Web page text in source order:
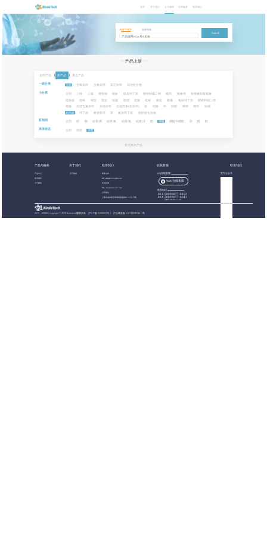
首页 关于我们 分子砌块 技术服务 联系我们
关键字搜索
批量搜索
Search
NEW PRODUCTS
产品上新
全部产品 新产品 重点产品
一级分类 全部 含氧杂环 含氮杂环 其它杂环 其他化合物
小分类 全部 三唑 三嗪 硫杂环丁烷 噻唑和噻二唑 螺环 喹啉类 喹唑啉和喹喔啉
吡咯烷 吡咯 哒嗪 吡唑 氧杂环丁烷 噁唑和噁二唑
噁嗪 其他含氮杂环 其他杂环 其他芳香(非杂环) 吲哚 茚 吲唑 咪唑 稠环
环丙烷 环丁烷 桥接双环 苯 氮杂环丁烷 脂肪族化合物
官能团 全部 腈 酮 卤素:碘 卤素:氟 卤素:氯 卤素:溴 酯 羧酸 硼酸和硼酯 胺 醛
库库状态 全部 现货 期货
暂无相关产品
产品与服务 关于我们 联系我们 在线客服 联系我们
产品中心
技术服务
分子砌块
关于都创
商务合作：
BB_sales@birdotech.com
意见反馈：
BB_sales@birdotech.com
公司地址：
上海市浦东新区周浦镇蓝靛路1199号1号楼
QQ在线客服
Web在线客服
联系电话
021-58099077-8102
021-58099077-8041
工作日 09:00-17:00
官方公众号
2015 - 2023© Copyright © 2019 Birdotech版权所有 , 沪ICP备15032529号-2 沪公网安备 31011502016361号